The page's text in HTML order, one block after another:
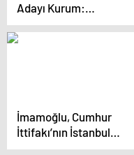
Adayı Kurum:
“İstanbul’da 650 bin
konutu 5 yıl içerisinde
İmamoğlu, Cumhur
İttifakı’nın İstanbul
adayının Gazze çıkışına